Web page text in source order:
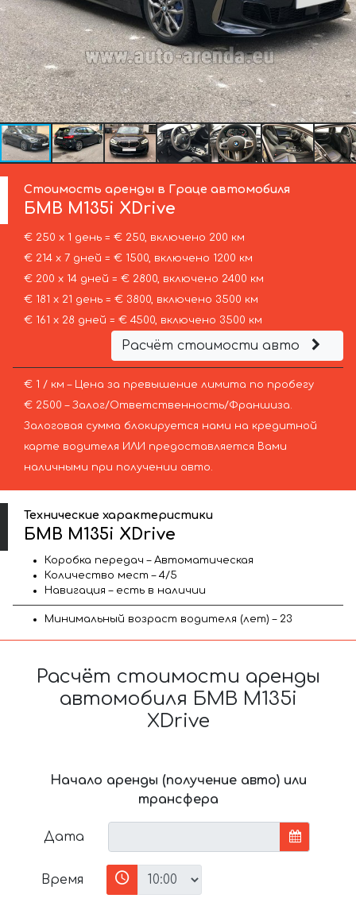
Стоимость аренды в Граце автомобиля
БМВ M135i XDrive
€ 250 х 1 день = € 250, включено 200 км
€ 214 х 7 дней = € 1500, включено 1200 км
€ 200 х 14 дней = € 2800, включено 2400 км
€ 181 х 21 день = € 3800, включено 3500 км
€ 161 х 28 дней = € 4500, включено 3500 км
Расчёт стоимости авто
€ 1 / км – Цена за превышение лимита по пробегу
€ 2500 – Залог/Ответственность/Франшиза.
Залоговая сумма блокируется нами на кредитной
карте водителя ИЛИ предоставляется Вами
наличными при получении авто.
Технические характеристики
БМВ M135i XDrive
Коробка передач – Автоматическая
Количество мест – 4/5
Навигация – есть в наличии
Минимальный возраст водителя (лет) – 23
Расчёт стоимости аренды
автомобиля БМВ M135i
XDrive
Начало аренды (получение авто) или
трансфера
Дата
Время